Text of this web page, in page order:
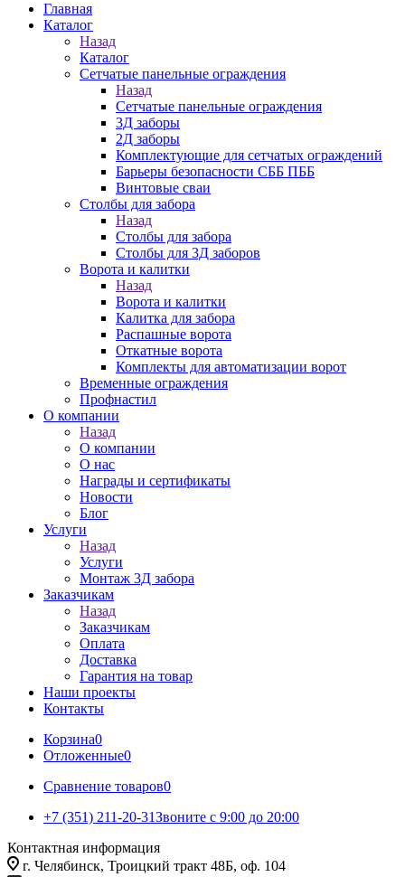
Главная
Каталог
Назад
Каталог
Сетчатые панельные ограждения
Назад
Сетчатые панельные ограждения
3Д заборы
2Д заборы
Комплектующие для сетчатых ограждений
Барьеры безопасности СББ ПББ
Винтовые сваи
Столбы для забора
Назад
Столбы для забора
Столбы для 3Д заборов
Ворота и калитки
Назад
Ворота и калитки
Калитка для забора
Распашные ворота
Откатные ворота
Комплекты для автоматизации ворот
Временные ограждения
Профнастил
О компании
Назад
О компании
О нас
Награды и сертификаты
Новости
Блог
Услуги
Назад
Услуги
Монтаж 3Д забора
Заказчикам
Назад
Заказчикам
Оплата
Доставка
Гарантия на товар
Наши проекты
Контакты
Корзина0
Отложенные0
Сравнение товаров0
+7 (351) 211-20-31Звоните с 9:00 до 20:00
Контактная информация
г. Челябинск, Троицкий тракт 48Б, оф. 104